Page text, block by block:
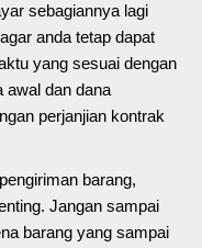
sebagiannya lagi
anda tetap dapat
yang sesuai dengan
awal dan dana
perjanjian kontrak
barang,
Jangan sampai
barang yang sampai